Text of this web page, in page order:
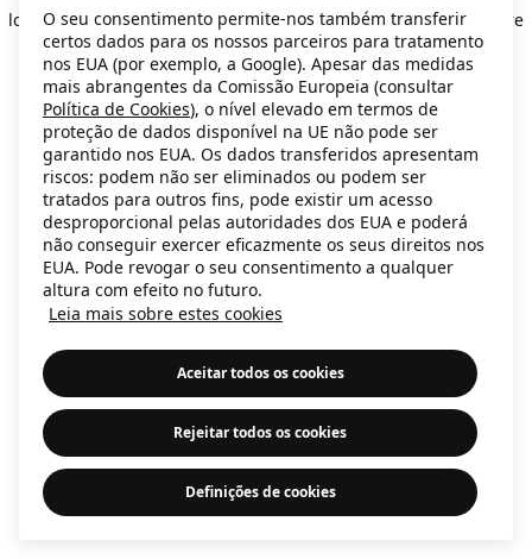
loadingsecondhand.ikea.com (see the browser console for more
information).
O seu consentimento permite-nos também transferir
certos dados para os nossos parceiros para tratamento
nos EUA (por exemplo, a Google). Apesar das medidas
mais abrangentes da Comissão Europeia (consultar
Política de Cookies), o nível elevado em termos de
proteção de dados disponível na UE não pode ser
garantido nos EUA. Os dados transferidos apresentam
riscos: podem não ser eliminados ou podem ser
tratados para outros fins, pode existir um acesso
desproporcional pelas autoridades dos EUA e poderá
não conseguir exercer eficazmente os seus direitos nos
EUA. Pode revogar o seu consentimento a qualquer
altura com efeito no futuro.
Leia mais sobre estes cookies
Aceitar todos os cookies
Rejeitar todos os cookies
Definições de cookies